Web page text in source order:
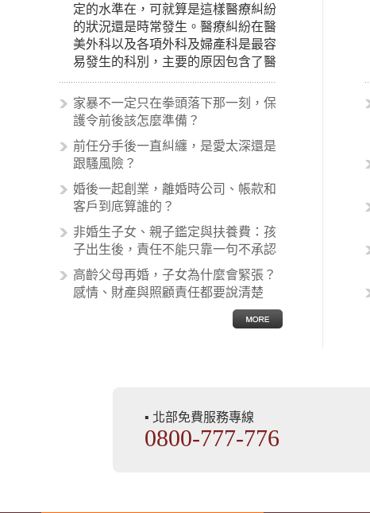
定的水準在，可就算是這樣醫療糾紛
的狀況還是時常發生。醫療糾紛在醫
美外科以及各項外科及婦產科是最容
易發生的科別，主要的原因包含了醫
生未盡告知義務、醫療處置疏失、手
術疏失、術後照顧失當、醫療費用的
收取。雖然醫學進步，但醫生與病患
案例中最後都走向訴訟流程，我們如
果不幸遇到相關醫療糾紛時究竟該怎
麼處理呢？醫療糾紛相關的內容其實
非常多，有些案例…
家暴不一定只在拳頭落下那一刻，保
護令前後該怎麼準備？
前任分手後一直糾纏，是愛太深還是
跟騷風險？
婚後一起創業，離婚時公司、帳款和
客戶到底算誰的？
非婚生子女、親子鑑定與扶養費：孩
子出生後，責任不能只靠一句不承認
高齡父母再婚，子女為什麼會緊張？
感情、財產與照顧責任都要說清楚
▪ 北部免費服務專線
0800-777-776